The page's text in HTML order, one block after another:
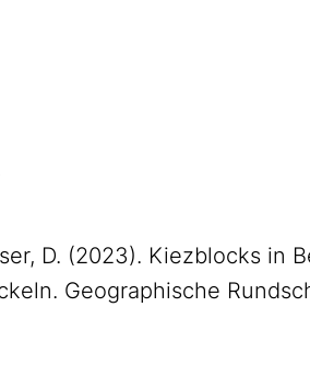
D. (2023). Kiezblocks in
Geographische